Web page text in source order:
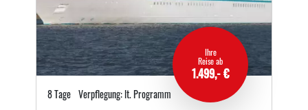
Ihre
Reise ab
1.499,- €
8 Tage Verpflegung: lt. Programm